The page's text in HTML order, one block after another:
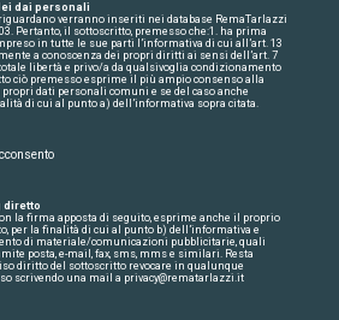
dai personali
verranno inseriti nei database RemaTarlazzi
Pertanto, il sottoscritto, premesso che:1. ha prima
in tutte le sue parti l’informativa di cui all’art. 13
a conoscenza dei propri diritti ai sensi dell’art. 7
totale libertà e privo/a da qualsivoglia condizionamento
ciò premesso esprime il più ampio consenso alla
dati personali comuni e se del caso anche
di cui al punto a) dell’informativa sopra citata.
diretto
la firma apposta di seguito, esprime anche il proprio
per la finalità di cui al punto b) dell’informativa e
di materiale/comunicazioni pubblicitarie, quali
posta, e-mail, fax, sms, mms e similari. Resta
diritto del sottoscritto revocare in qualunque
scrivendo una mail a privacy@rematarlazzi.it